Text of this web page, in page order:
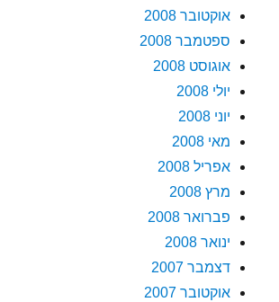
אוקטובר 2008
ספטמבר 2008
אוגוסט 2008
יולי 2008
יוני 2008
מאי 2008
אפריל 2008
מרץ 2008
פברואר 2008
ינואר 2008
דצמבר 2007
אוקטובר 2007